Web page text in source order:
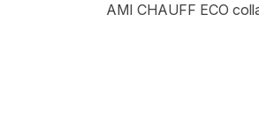
AMI CHAUFF ECO